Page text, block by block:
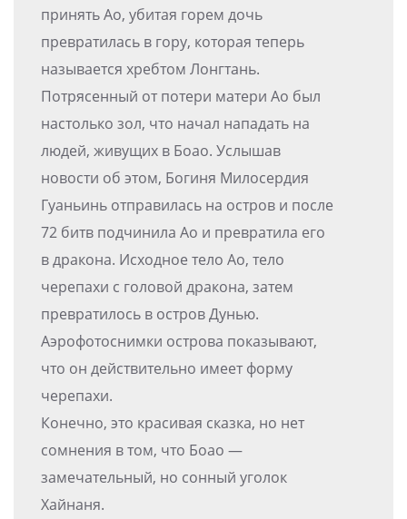
принять Ао, убитая горем дочь
превратилась в гору, которая теперь
называется хребтом Лонгтань.
Потрясенный от потери матери Ао был
настолько зол, что начал нападать на
людей, живущих в Боао. Услышав
новости об этом, Богиня Милосердия
Гуаньинь отправилась на остров и после
72 битв подчинила Ао и превратила его
в дракона. Исходное тело Ао, тело
черепахи с головой дракона, затем
превратилось в остров Дунью.
Аэрофотоснимки острова показывают,
что он действительно имеет форму
черепахи.
Конечно, это красивая сказка, но нет
сомнения в том, что Боао —
замечательный, но сонный уголок
Хайнаня.